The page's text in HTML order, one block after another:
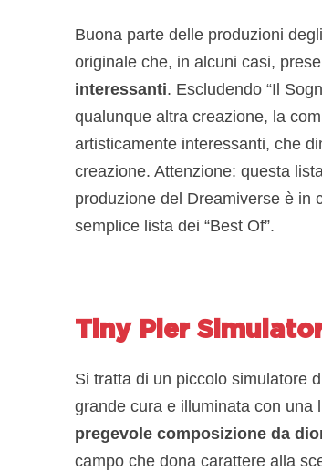
Buona parte delle produzioni
originale che, in alcuni casi,
interessanti. Escludendo “Il
qualunque altra creazione, la
artisticamente interessanti, che
creazione. Attenzione: questa
produzione del Dreamiverse è in
semplice lista dei “Best Of”.
Tiny Pier
Si tratta di un piccolo simulatore
grande cura e illuminata con una
pregevole composizione da
campo che dona carattere alla